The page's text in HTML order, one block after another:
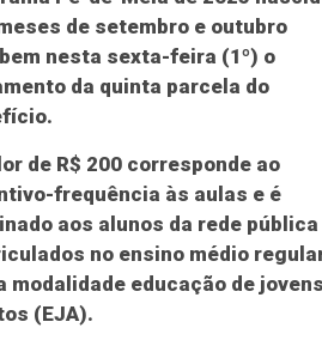
de setembro e outubro
nesta sexta-feira (1º) o
da quinta parcela do
de R$ 200 corresponde ao
frequência às aulas e é
aos alunos da rede pública
no ensino médio
modalidade educação de
(EJA).